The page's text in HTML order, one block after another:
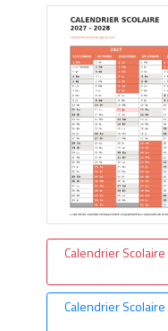
Calendrier Scolaire
Calendrier Scolaire